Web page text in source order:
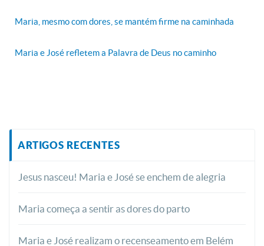
Maria, mesmo com dores, se mantém firme na caminhada
Maria e José refletem a Palavra de Deus no caminho
ARTIGOS RECENTES
Jesus nasceu! Maria e José se enchem de alegria
Maria começa a sentir as dores do parto
Maria e José realizam o recenseamento em Belém